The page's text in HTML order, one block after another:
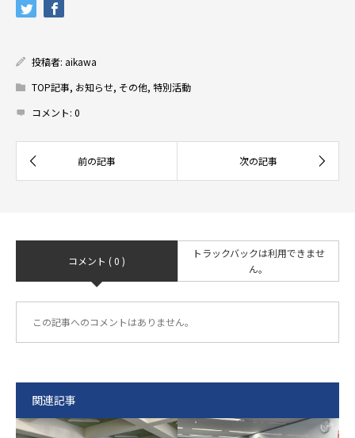
投稿者: aikawa
TOP記事, お知らせ, その他, 特別活動
コメント: 0
コメント ( 0 )
トラックバックは利用できませ
ん。
この記事へのコメントはありません。
関連記事